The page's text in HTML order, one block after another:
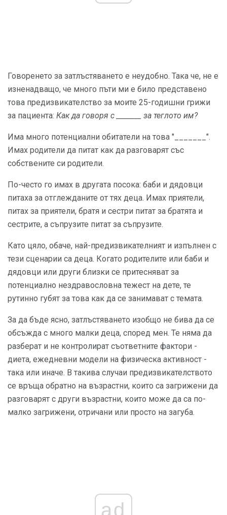
Говоренето за затлъстяването е неудобно. Така че, не е
изненадващо, че много пъти ми е било представено
това предизвикателство за моите 25-годишни грижи
за пациента: Как да говоря с _______ за теглото им?
Има много потенциални обитатели на това "_______".
Имах родители да питат как да разговарят със
собствените си родители.
По-често го имах в другата посока: баби и дядовци
питаха за отглежданите от тях деца. Имах приятели,
питах за приятели, братя и сестри питат за братята и
сестрите, а съпрузите питат за съпрузите.
Като цяло, обаче, най-предизвикателният и изпълнен с
тези сценарии са деца. Когато родителите или баби и
дядовци или други близки се притесняват за
потенциално нездравословна тежест на дете, те
рутинно губят за това как да се занимават с темата.
За да бъде ясно, затлъстяването изобщо не бива да се
обсъжда с много малки деца, според мен. Те няма да
разберат и не контролират съответните фактори -
диета, ежедневни модели на физическа активност -
така или иначе. В такива случаи предизвикателството
се връща обратно на възрастни, които са загрижени да
разговарят с други възрастни, които може да са по-
малко загрижени, отричани или просто на загуба.
ad